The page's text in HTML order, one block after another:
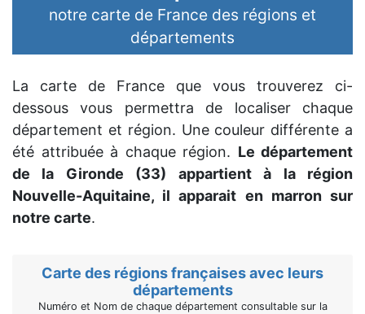
notre carte de France des régions et
départements
La carte de France que vous trouverez ci-
dessous vous permettra de localiser chaque
département et région. Une couleur différente a
été attribuée à chaque région. Le département
de la Gironde (33) appartient à la région
Nouvelle-Aquitaine, il apparait en marron sur
notre carte.
Carte des régions françaises avec leurs
départements
Numéro et Nom de chaque département consultable sur la